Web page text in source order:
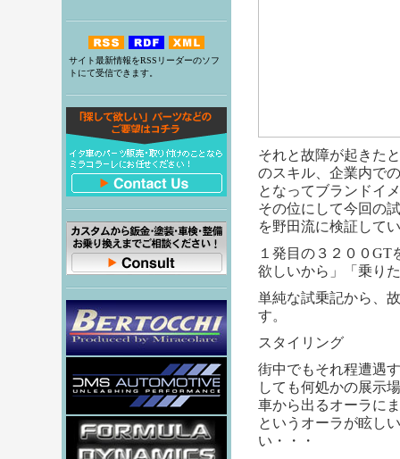
サイト最新情報をRSSリーダーのソフ
トにて受信できます。
それと故障が起きた
のスキル、企業内で
となってブランドイ
その位にして今回の
を野田流に検証して
１発目の３２００GT
欲しいから」「乗り
単純な試乗記から、
す。
スタイリング
街中でもそれ程遭遇
しても何処かの展示
車から出るオーラに
というオーラが眩し
い・・・